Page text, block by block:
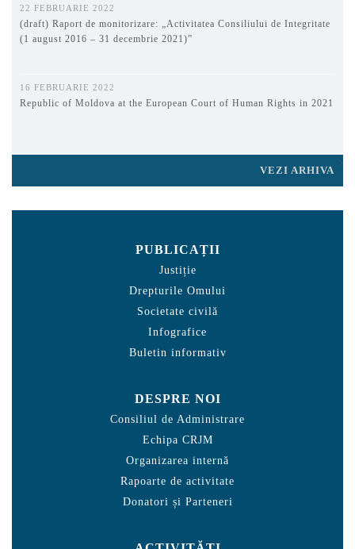
22 FEBRUARIE 2022
(draft) Raport de monitorizare: „Activitatea Consiliului de Integritate
(1 august 2016 – 31 decembrie 2021)”
16 FEBRUARIE 2022
Republic of Moldova at the European Court of Human Rights in 2021
VEZI ARHIVA
PUBLICAȚII
Justiție
Drepturile Omului
Societate civilă
Infografice
Buletin informativ
DESPRE NOI
Consiliul de Administrare
Echipa CRJM
Organizarea internă
Rapoarte de activitate
Donatori și Parteneri